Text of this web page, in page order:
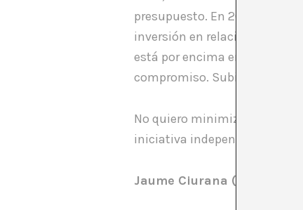
presupuesto. En 2010 eran
inversión en relación al
está por encima en las
compromiso. Subir el
No quiero minimizar la
iniciativa independiente, que
Jaume Ciurana (CIU)